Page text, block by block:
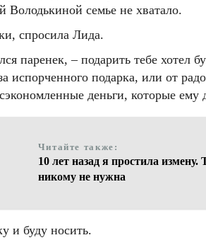
Володькиной семье не хватало.
спросила Лида.
паренек, – подарить тебе хотел
подарка, или от
деньги, которые ему
Читайте также:
10 лет назад я простила
никому не нужна
и буду носить.